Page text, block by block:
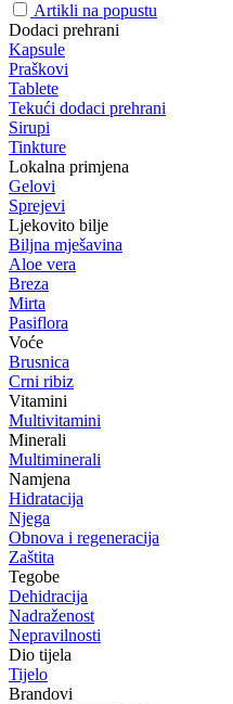
Artikli na popustu
Dodaci prehrani
Kapsule
Praškovi
Tablete
Tekući dodaci prehrani
Sirupi
Tinkture
Lokalna primjena
Gelovi
Sprejevi
Ljekovito bilje
Biljna mješavina
Aloe vera
Breza
Mirta
Pasiflora
Voće
Brusnica
Crni ribiz
Vitamini
Multivitamini
Minerali
Multiminerali
Namjena
Hidratacija
Njega
Obnova i regeneracija
Zaštita
Tegobe
Dehidracija
Nadraženost
Nepravilnosti
Dio tijela
Tijelo
Brandovi